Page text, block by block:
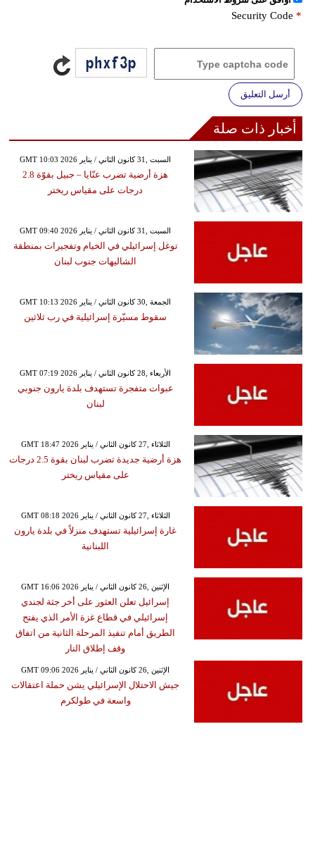
Security Code *
أرسل التعليق
أخبار ذات صلة
GMT 10:03 2026 السبت ,31 كانون الثاني / يناير
هزة أرضية تضرب عنّايا – جبيل بقوّة 2.8
درجات على مقياس ريختر
GMT 09:40 2026 السبت ,31 كانون الثاني / يناير
توغل إسرائيلي في الخيام وتفجيرات بمنطقة
الشاليهات جنوب لبنان
GMT 10:13 2026 الجمعة ,30 كانون الثاني / يناير
سقوط مسيّرة إسرائيلية في رب ثلاثين
GMT 07:19 2026 الأربعاء ,28 كانون الثاني / يناير
عبوات متفجرة تستهدف بلدة يارون جنوبي
لبنان
GMT 18:47 2026 الثلاثاء ,27 كانون الثاني / يناير
هزة أرضية جديدة تضرب لبنان بقوة 2.5 درجات
على مقياس ريختر
GMT 08:18 2026 الثلاثاء ,27 كانون الثاني / يناير
غارة إسرائيلية تستهدف منزلاً في بلدة يارون
اللبنانية
GMT 16:06 2026 الإثنين ,26 كانون الثاني / يناير
إسرائيل تعلن العثور على أخر جثة لجندي
إسرائيلي في قطاع غزة الأمر الذي يفتح
الطريق أمام تنفيذ المرحلة الثانية من اتفاق
وقف إطلاق النار
GMT 09:06 2026 الإثنين ,26 كانون الثاني / يناير
جيش الاحتلال الإسرائيلي يشن حملة اعتقالات
واسعة في طولكرم